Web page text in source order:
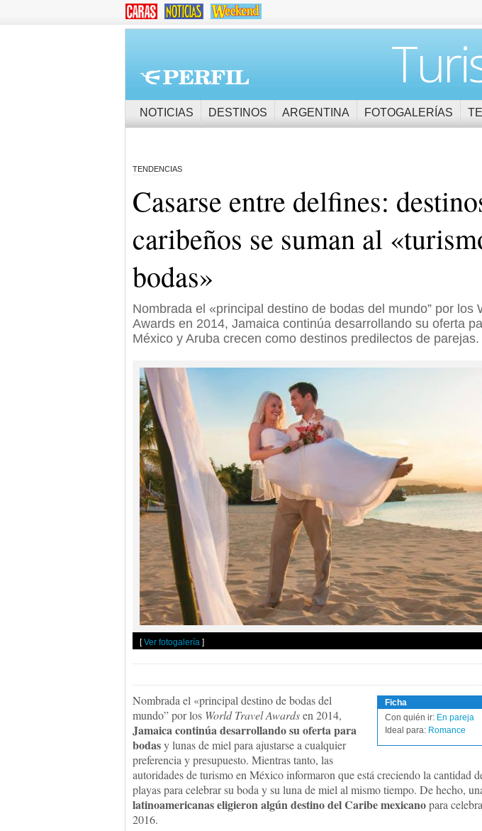
NOTICIAS DESTINOS ARGENTINA FOTOGALERÍAS
TENDENCIAS
Casarse entre delfines:
caribeños se suman al
bodas»
Nombrada el «principal destino de bodas del mundo” por los
Awards en 2014, Jamaica continúa desarrollando su oferta
México y Aruba crecen como destinos predilectos de parejas.
[Ver fotogalería ]
Ficha
Con quién ir: En pareja
Ideal para: Romance
Nombrada el «principal destino de bodas del
mundo” por los World Travel Awardsen 2014,
Jamaica continúa desarrollando su oferta para
bodasy lunas de miel para ajustarse a cualquier
preferencia y presupuesto. Mientras tanto, las
autoridades de turismo en México informaron que está creciendo la cantidad
playas para celebrar su boda y su luna de miel al mismo tiempo. De hecho,
latinoamericanas eligieron algún destino del Caribe mexicanopara
2016.